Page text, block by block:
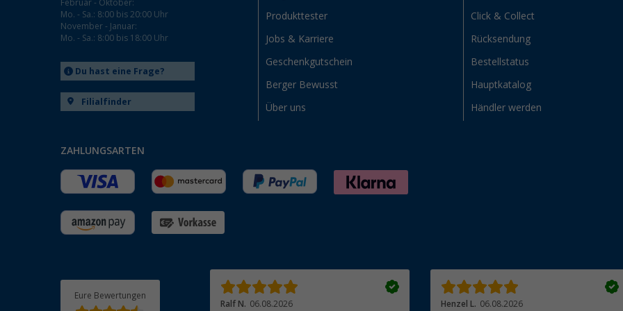
Februar - Oktober:
Mo. - Sa.: 8:00 bis 20:00 Uhr
November - Januar:
Mo. - Sa.: 8:00 bis 18:00 Uhr
Du hast eine Frage?
Filialfinder
Produkttester
Jobs & Karriere
Geschenkgutschein
Berger Bewusst
Über uns
Click & Collect
Rücksendung
Bestellstatus
Hauptkatalog
Händler werden
ZAHLUNGSARTEN
Eure Bewertungen
06.08.2026 Ralf N. 06.08.2026 Henzel L. 06.08.2026